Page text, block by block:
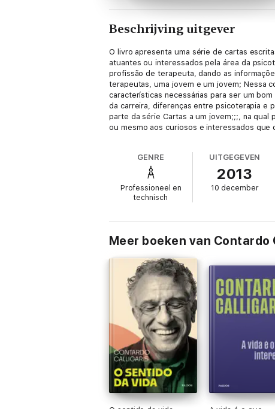
Beschrijving uitgever
O livro apresenta uma série de cartas
atuantes ou interessados pela área da
profissão de terapeuta, dando as
terapeutas, uma jovem e um jovem; Nessa
características necessárias para ser um
da carreira, diferenças entre psicoterapia e
parte da série Cartas a um jovem;;;, na qual
ou mesmo aos curiosos e interessados que
GENRE
Professioneel en
technisch
UITGEGEVEN
2013
10 december
Meer boeken van Contardo